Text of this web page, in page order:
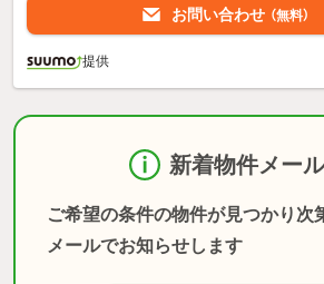
お問い合わせ （無料）
提供
新着物件メー
ご希望の条件の物件が見つかり次
メールでお知らせします